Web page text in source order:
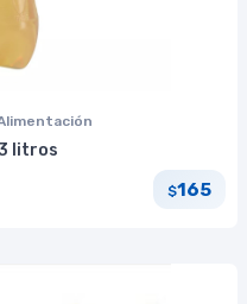
3 litros
$165